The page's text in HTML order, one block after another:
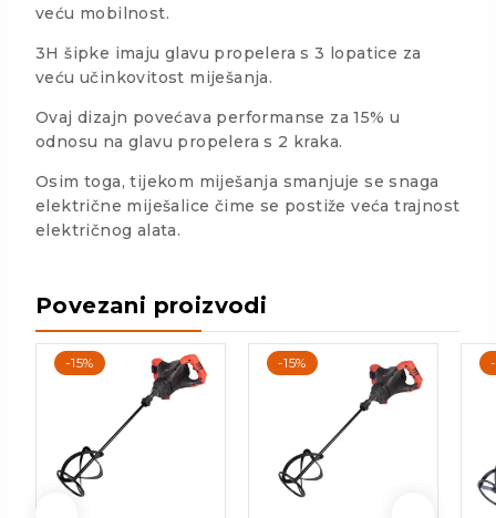
veću mobilnost.
3H šipke imaju glavu propelera s 3 lopatice za
veću učinkovitost miješanja.
Ovaj dizajn povećava performanse za 15% u
odnosu na glavu propelera s 2 kraka.
Osim toga, tijekom miješanja smanjuje se snaga
električne miješalice čime se postiže veća trajnost
električnog alata.
Povezani proizvodi
-15% -15%